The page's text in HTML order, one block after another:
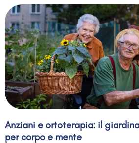
Anziani e ortoterapia: il
per corpo e mente